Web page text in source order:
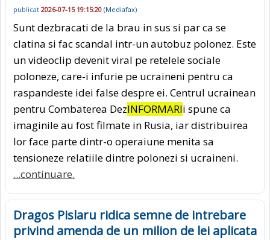
publicat 2026-07-15 19:15:20 (Mediafax)
Sunt dezbracati de la brau in sus si par ca se
clatina si fac scandal intr-un autobuz polonez. Este
un videoclip devenit viral pe retelele sociale
poloneze, care-i infurie pe ucraineni pentru ca
raspandeste idei false despre ei. Centrul ucrainean
pentru Combaterea DezINFORMARIi spune ca
imaginile au fost filmate in Rusia, iar distribuirea
lor face parte dintr-o operaiune menita sa
tensioneze relatiile dintre polonezi si ucraineni.
...continuare.
Dragos Pislaru ridica semne de intrebare
privind amenda de un milion de lei aplicata